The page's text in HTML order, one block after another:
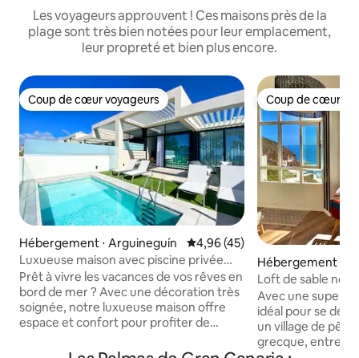
Les voyageurs approuvent ! Ces maisons près de la
plage sont très bien notées pour leur emplacement,
leur propreté et bien plus encore.
Coup de cœur voyageurs
Coup de cœur voyageurs
Hébergement ⋅ Arguineguín Évaluation moyenne sur la
4,96 (45)
Luxueuse maison avec piscine privée
face à la mer
Prêt à vivre les vacances de vos rêves en
bord de mer ? Avec une décoration très
soignée, notre luxueuse maison offre
espace et confort pour profiter de
l'atmosphère unique et idyllique de la
Coup de cœur
Coup de cœur
Hébergement ⋅
Loft de sable noir
Avec une
idéal pour se
un village de
grecque, entre